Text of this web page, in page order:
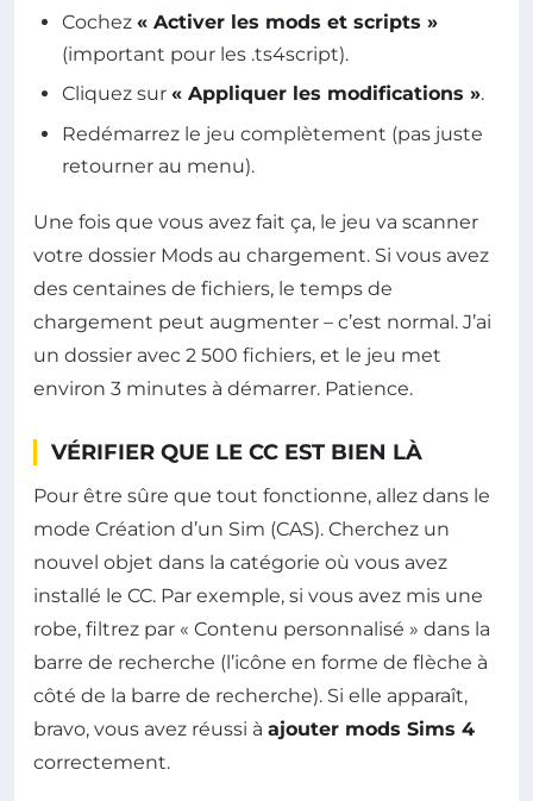
Cochez « Activer les mods et scripts »
(important pour les .ts4script).
Cliquez sur « Appliquer les modifications ».
Redémarrez le jeu complètement (pas juste
retourner au menu).
Une fois que vous avez fait ça, le jeu va scanner
votre dossier Mods au chargement. Si vous avez
des centaines de fichiers, le temps de
chargement peut augmenter – c’est normal. J’ai
un dossier avec 2 500 fichiers, et le jeu met
environ 3 minutes à démarrer. Patience.
VÉRIFIER QUE LE CC EST BIEN LÀ
Pour être sûre que tout fonctionne, allez dans le
mode Création d’un Sim (CAS). Cherchez un
nouvel objet dans la catégorie où vous avez
installé le CC. Par exemple, si vous avez mis une
robe, filtrez par « Contenu personnalisé » dans la
barre de recherche (l’icône en forme de flèche à
côté de la barre de recherche). Si elle apparaît,
bravo, vous avez réussi à ajouter mods Sims 4
correctement.